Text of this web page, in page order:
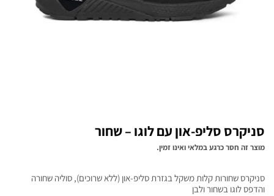
סניקרס סליפ-און עם לוגו – שחור
מוצר זה חסר כרגע במלאי ואינו זמין.
סניקרס שחורות קלות משקל בגזרת סליפ-און (ללא שרוכים), סוליה שחורה
והדפס לוגו בשחור ולבן